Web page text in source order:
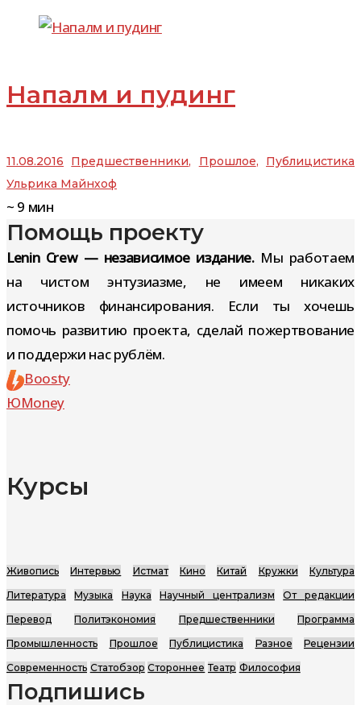
Напалм и пудинг
11.08.2016 Предшественники, Прошлое, Публицистика
Ульрика Майнхоф
~ 9 мин
Помощь проекту
Lenin Crew — независимое издание.Мы работаем
на чистом энтузиазме, не имеем никаких
источников финансирования. Если ты хочешь
помочь развитию проекта, сделай пожертвование
и поддержи нас рублём.
Boosty
ЮMoney
Курсы
Живопись Интервью Истмат Кино Китай Кружки
Культура
Литература
Музыка Наука Научный централизм
От редакции
Перевод
Политэкономия Предшественники
Программа
Промышленность
Прошлое Публицистика Разное
Рецензии
Современность Статобзор Стороннее Театр Философия
Подпишись